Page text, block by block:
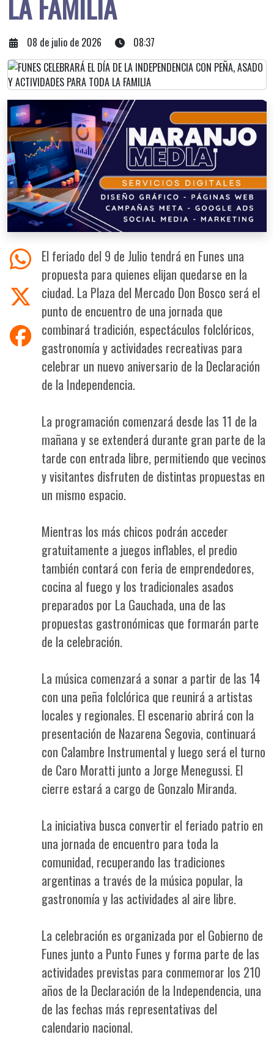
08 de julio de 2026 08:37
El feriado del 9 de Julio tendrá en Funes una
propuesta para quienes elijan quedarse en la
ciudad. La Plaza del Mercado Don Bosco será el
punto de encuentro de una jornada que
combinará tradición, espectáculos folclóricos,
gastronomía y actividades recreativas para
celebrar un nuevo aniversario de la Declaración
de la Independencia.
La programación comenzará desde las 11 de la
mañana y se extenderá durante gran parte de la
tarde con entrada libre, permitiendo que vecinos
y visitantes disfruten de distintas propuestas en
un mismo espacio.
Mientras los más chicos podrán acceder
gratuitamente a juegos inflables, el predio
también contará con feria de emprendedores,
cocina al fuego y los tradicionales asados
preparados por La Gauchada, una de las
propuestas gastronómicas que formarán parte
de la celebración.
La música comenzará a sonar a partir de las 14
con una peña folclórica que reunirá a artistas
locales y regionales. El escenario abrirá con la
presentación de Nazarena Segovia, continuará
con Calambre Instrumental y luego será el turno
de Caro Moratti junto a Jorge Menegussi. El
cierre estará a cargo de Gonzalo Miranda.
La iniciativa busca convertir el feriado patrio en
una jornada de encuentro para toda la
comunidad, recuperando las tradiciones
argentinas a través de la música popular, la
gastronomía y las actividades al aire libre.
La celebración es organizada por el Gobierno de
Funes junto a Punto Funes y forma parte de las
actividades previstas para conmemorar los 210
años de la Declaración de la Independencia, una
de las fechas más representativas del
calendario nacional.